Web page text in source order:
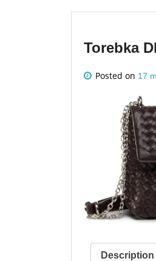
Torebka
Posted on 17
Description